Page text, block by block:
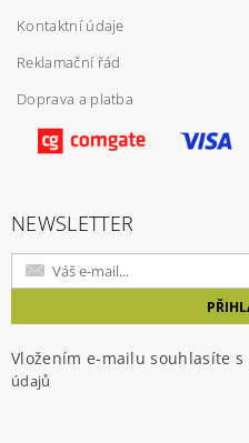
Kontaktní údaje
Reklamační řád
Doprava a platba
NEWSLETTER
Vložením e-mailu souhlasíte s
údajů